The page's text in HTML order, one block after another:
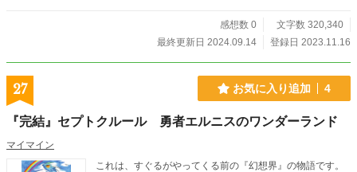
感想数 0
文字数 320,340
最終更新日 2024.09.14
登録日 2023.11.16
27 お気に入り追加 4
『完結』セプトクルール 勇者エルニスのワンダーランド
マイマイン
これは、すぐるがやってくる前の『幻想界』の物語です。